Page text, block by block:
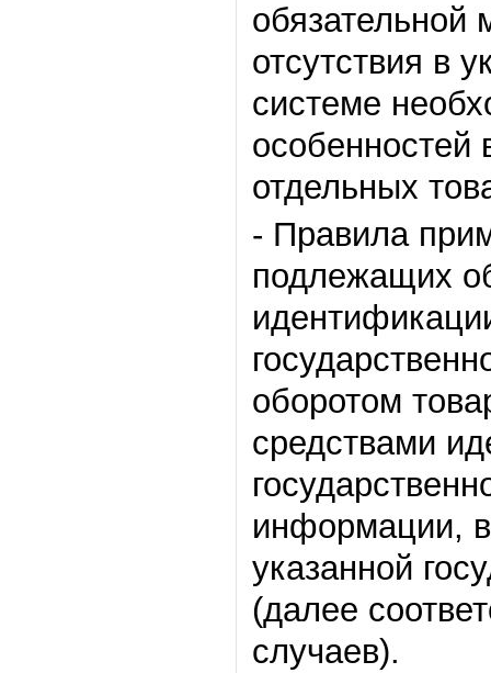
обязательной
отсутствия в
системе
особенностей
отдельных
- Правила
подлежащих
оборотом
средствами
информации,
указанной
(далее
случаев).